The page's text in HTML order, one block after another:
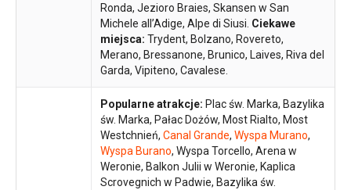
Ronda, Jezioro Braies, Skansen w San
Michele all’Adige, Alpe di Siusi. Ciekawe
miejsca: Trydent, Bolzano, Rovereto,
Merano, Bressanone, Brunico, Laives, Riva del
Garda, Vipiteno, Cavalese.
Popularne atrakcje: Plac św. Marka, Bazylika
św. Marka, Pałac Dożów, Most Rialto, Most
Westchnień, Canal Grande, Wyspa Murano,
Wyspa Burano, Wyspa Torcello, Arena w
Weronie, Balkon Julii w Weronie, Kaplica
Scrovegnich w Padwie, Bazylika św.